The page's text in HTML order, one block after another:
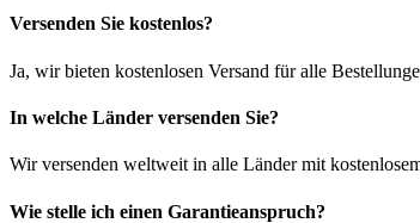
Versenden Sie kostenlos?
Ja, wir bieten kostenlosen Versand für alle
In welche Länder versenden Sie?
Wir versenden weltweit in alle Länder mit
Wie stelle ich einen Garantieanspruch?